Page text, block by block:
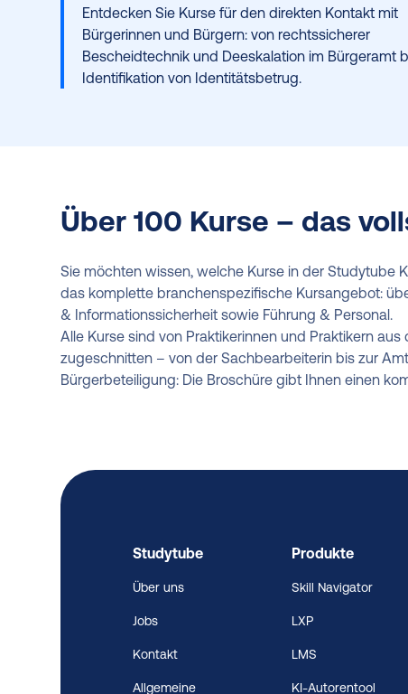
Entdecken Sie Kurse für den direkten Kontakt mit
Bürgerinnen und Bürgern: von rechtssicherer
Bescheidtechnik und Deeskalation im Bürgeramt
Identifikation von Identitätsbetrug.
Über 100 Kurse – das
Sie möchten wissen, welche Kurse in der Studytube
das komplette branchenspezifische Kursangebot:
& Informationssicherheit sowie Führung & Personal.
Alle Kurse sind von Praktikerinnen und Praktikern
zugeschnitten – von der Sachbearbeiterin bis zur
Bürgerbeteiligung: Die Broschüre gibt Ihnen einen
Studytube
Über uns
Jobs
Kontakt
Allgemeine
Produkte
Skill Navigator
LXP
LMS
KI-Autorentool